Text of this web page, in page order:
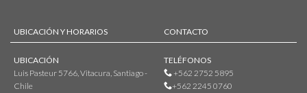
UBICACIÓN Y HORARIOS
UBICACIÓN
Luis Pasteur 5766, Vitacura, Santiago -
Chile
CONTACTO
TELÉFONOS
+562 2752 5895
+562 2245 0760